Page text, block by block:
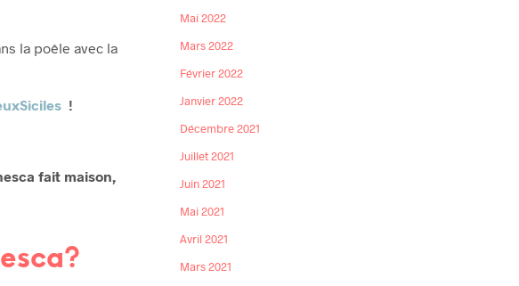
la poêle avec la
!
fait maison,
Mai 2022
Mars 2022
Février 2022
Janvier 2022
Décembre 2021
Juillet 2021
Juin 2021
Mai 2021
Avril 2021
Mars 2021